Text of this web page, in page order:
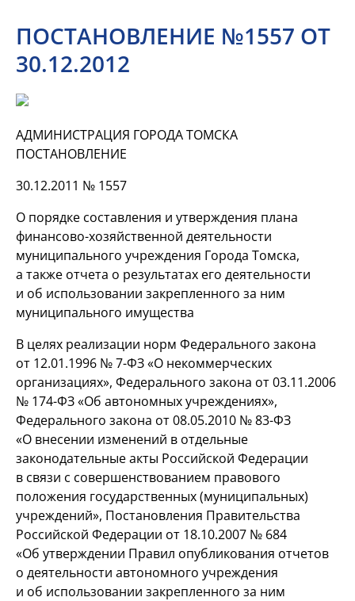
ПОСТАНОВЛЕНИЕ №1557 ОТ
30.12.2012
АДМИНИСТРАЦИЯ ГОРОДА ТОМСКА
ПОСТАНОВЛЕНИЕ
30.12.2011 № 1557
О порядке составления и утверждения плана
финансово-хозяйственной деятельности
муниципального учреждения Города Томска,
а также отчета о результатах его деятельности
и об использовании закрепленного за ним
муниципального имущества
В целях реализации норм Федерального закона
от 12.01.1996 №7-ФЗ«О некоммерческих
организациях», Федерального закона от 03.11.2006
№ 174-ФЗ«Об автономных учреждениях»,
Федерального закона от 08.05.2010 №83-ФЗ
«О внесении изменений в отдельные
законодательные акты Российской Федерации
в связи с совершенствованием правового
положения государственных (муниципальных)
учреждений», Постановления Правительства
Российской Федерации от 18.10.2007 № 684
«Об утверждении Правил опубликования отчетов
о деятельности автономного учреждения
и об использовании закрепленного за ним